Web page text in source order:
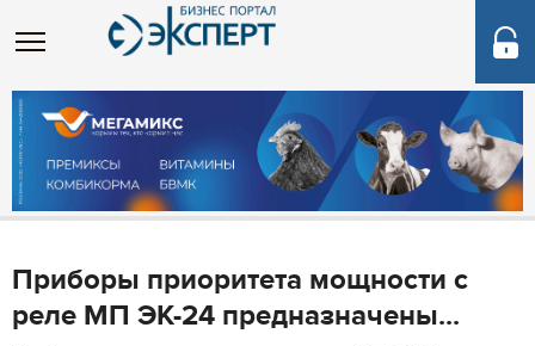
Приборы приоритета мощности с
реле МП ЭК-24 предназначены...